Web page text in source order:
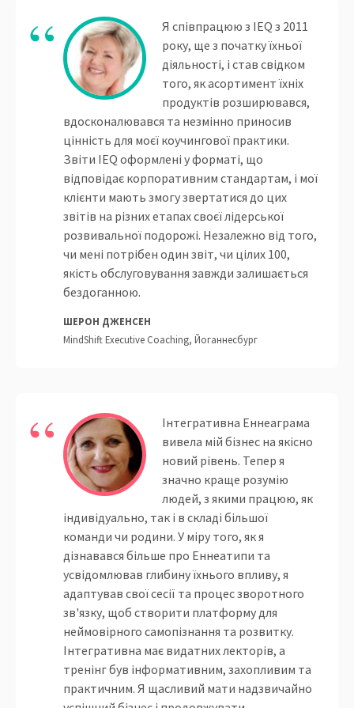
Я співпрацюю з IEQ з 2011
року, ще з початку їхньої
діяльності, і став свідком
того, як асортимент їхніх
продуктів розширювався,
вдосконалювався та незмінно приносив
цінність для моєї коучингової практики.
Звіти IEQ оформлені у форматі, що
відповідає корпоративним стандартам, і мої
клієнти мають змогу звертатися до цих
звітів на різних етапах своєї лідерської
розвивальної подорожі. Незалежно від того,
чи мені потрібен один звіт, чи цілих 100,
якість обслуговування завжди залишається
бездоганною.
ШЕРОН ДЖЕНСЕН
MindShift Executive Coaching, Йоганнесбург
Інтегративна Еннеаграма
вивела мій бізнес на якісно
новий рівень. Тепер я
значно краще розумію
людей, з якими працюю, як
індивідуально, так і в складі більшої
команди чи родини. У міру того, як я
дізнавався більше про Еннеатипи та
усвідомлював глибину їхнього впливу, я
адаптував свої сесії та процес зворотного
зв'язку, щоб створити платформу для
неймовірного самопізнання та розвитку.
Інтегративна має видатних лекторів, а
тренінг був інформативним, захопливим та
практичним. Я щасливий мати надзвичайно